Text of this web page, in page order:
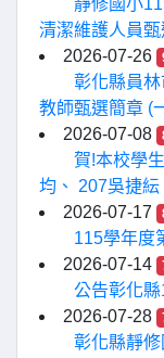
靜修國小
清潔維護人員甄
2026-07-26
彰化縣員
教師甄選簡章 (
2026-07-08
賀!本校學
均、 207吳捷紜
2026-07-17
115學年度
2026-07-14
公告彰化
2026-07-28
彰化縣靜